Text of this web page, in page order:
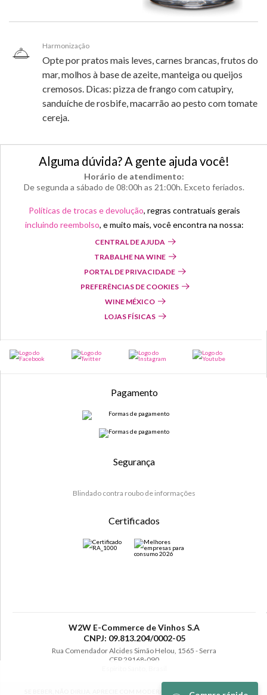
Harmonização
Opte por pratos mais leves, carnes brancas, frutos do
mar, molhos à base de azeite, manteiga ou queijos
cremosos. Dicas: pizza de frango com catupiry,
sanduíche de rosbife, macarrão ao pesto com tomate
cereja.
Alguma dúvida? A gente ajuda você!
Horário de atendimento:
De segunda a sábado de 08:00h as 21:00h. Exceto feriados.
Políticas de trocas e devolução, regras contratuais gerais
incluindo reembolso, e muito mais, você encontra na nossa:
CENTRAL DE AJUDA
TRABALHE NA WINE
PORTAL DE PRIVACIDADE
PREFERÊNCIAS DE COOKIES
WINE MÉXICO
LOJAS FÍSICAS
Pagamento
Segurança
Blindado contra roubo de informações
Certificados
W2W E-Commerce de Vinhos S.A
CNPJ: 09.813.204/0002-05
Rua Comendador Alcides Simão Helou, 1565 - Serra
CEP 29168-090
SE BEBER, NÃO DIRIJA. APRECIE COM MODERAÇÃO. A VENDA DE BEBIDAS